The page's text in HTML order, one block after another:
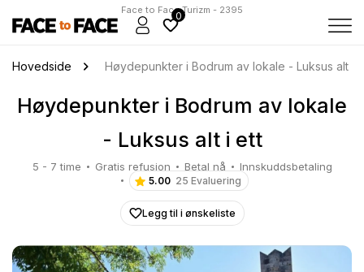
Face to Face Turizm - 2395
0
Hovedside Høydepunkter i Bodrum av lokale - Luksus alt i
Høydepunkter i Bodrum av lokale
- Luksus alt i ett
5 - 7 time Gratis refusjon Betal nå Innskuddsbetaling
5.00 25 Evaluering
Legg til i ønskeliste